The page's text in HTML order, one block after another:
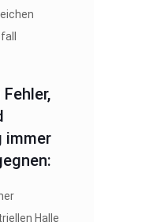
immer